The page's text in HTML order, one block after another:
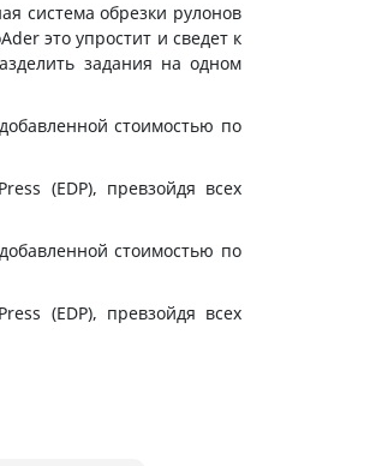
система обрезки рулонов
это упростит и сведет к
задания на одном
стоимостью по
(EDP), превзойдя всех
стоимостью по
(EDP), превзойдя всех